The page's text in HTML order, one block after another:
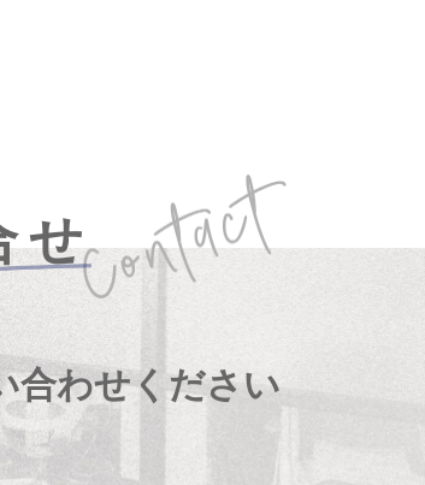
せ
合わせください